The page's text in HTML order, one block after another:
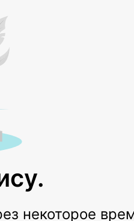
некоторое